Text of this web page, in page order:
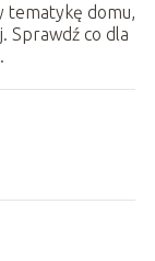
tematykę domu,
Sprawdź co dla